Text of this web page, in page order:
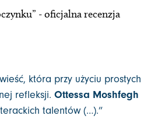
- oficjalna recenzja
która przy użyciu prostych
refleksji. Ottessa Moshfegh
talentów (…).”